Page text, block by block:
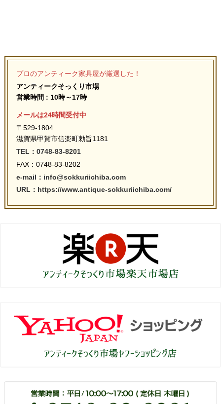
プロのアンティーク家具屋が厳選した！
アンティークそっくり市場
営業時間 : 10時～17時
メールは24時間受付中
〒529-1804
滋賀県甲賀市信楽町勅旨1181
TEL：0748-83-8201
FAX：0748-83-8202
e-mail：info@sokkuriichiba.com
URL：https://www.antique-sokkuriichiba.com/